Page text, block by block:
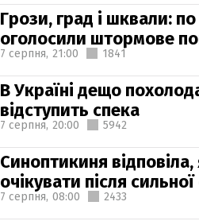
Грози, град і шквали: по
оголосили штормове
7 серпня, 21:00 1841
В Україні дещо
відступить спека
7 серпня, 20:00 5942
Синоптикиня відповіла,
очікувати після
7 серпня, 08:00 2433